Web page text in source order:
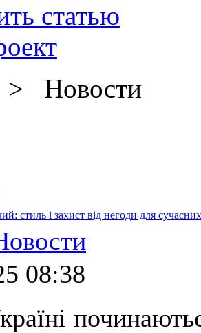
статью
> Новости
стиль і захист від негоди для
08:38